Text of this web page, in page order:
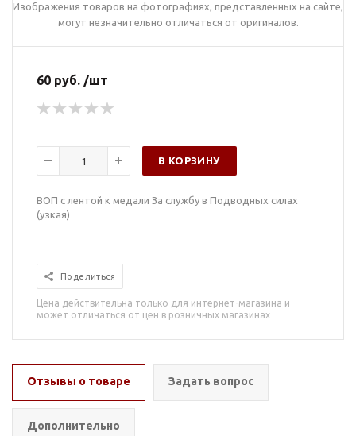
Изображения товаров на фотографиях, представленных на сайте,
могут незначительно отличаться от оригиналов.
60 руб. /шт
В КОРЗИНУ
ВОП с лентой к медали За службу в Подводных силах
(узкая)
Поделиться
Цена действительна только для интернет-магазина и
может отличаться от цен в розничных магазинах
Отзывы о товаре Задать вопрос
Дополнительно